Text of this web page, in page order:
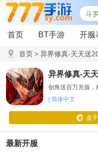
首页 BT手游 开服
首页> 异界修真-天天送
异界修真-天
创角送百万充值，
| 简体中文
盒
最新开服